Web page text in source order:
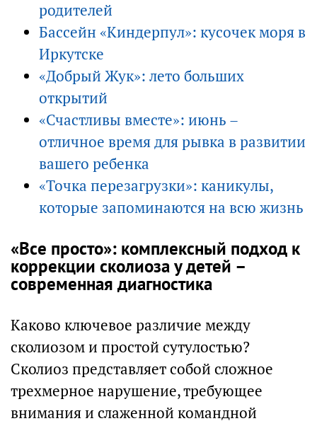
родителей
Бассейн «Киндерпул»: кусочек моря в
Иркутске
«Добрый Жук»: лето больших
открытий
«Счастливы вместе»: июнь –
отличное время для рывка в развитии
вашего ребенка
«Точка перезагрузки»: каникулы,
которые запоминаются на всю жизнь
«Все просто»: комплексный подход к
коррекции сколиоза у детей –
современная диагностика
Каково ключевое различие между
сколиозом и простой сутулостью?
Сколиоз представляет собой сложное
трехмерное нарушение, требующее
внимания и слаженной командной